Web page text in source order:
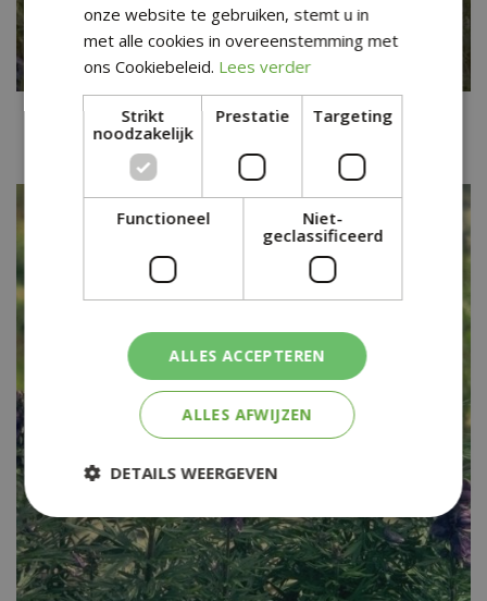
Blauwe monnikskap
Aconitum napellus 'Album'
onze website te gebruiken, stemt u in
met alle cookies in overeenstemming met
ons Cookiebeleid. Lees verder
Strikt
noodzakelijk
Prestatie Targeting
Functioneel
Niet-
geclassificeerd
ALLES ACCEPTEREN
ALLES AFWIJZEN
DETAILS WEERGEVEN